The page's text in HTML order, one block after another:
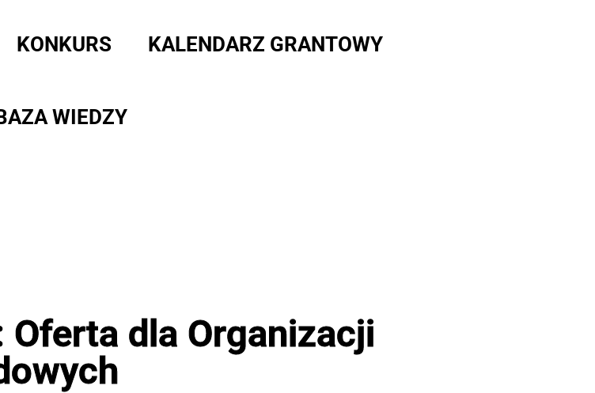
KONKURS KALENDARZ GRANTOWY
WIEDZY
dla Organizacji